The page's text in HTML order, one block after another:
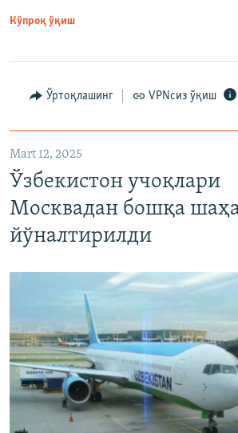
Кўпроқ ўқиш
Ўртоқлашинг VPNсиз ўқиш
Mart 12, 2025
Ўзбекистон учоқлари
Москвадан бошқа
йўналтирилди